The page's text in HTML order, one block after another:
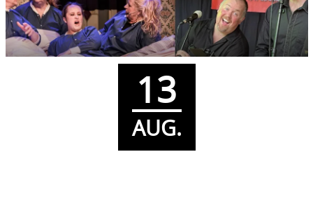
13
AUG.